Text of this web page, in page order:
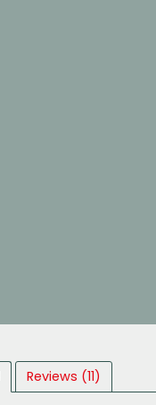
Reviews (11)